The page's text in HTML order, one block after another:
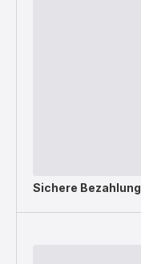
Sichere Bezahlung